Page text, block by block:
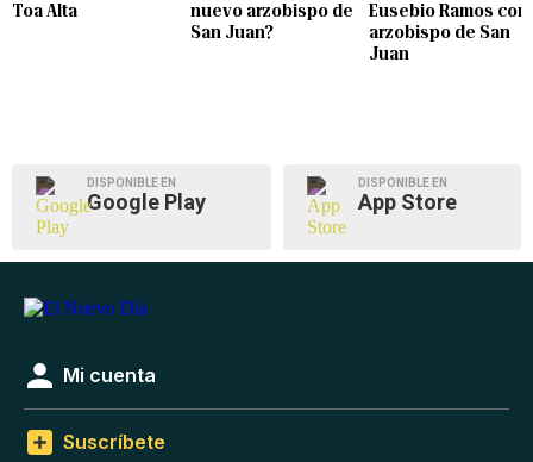
Toa Alta
nuevo arzobispo de
San Juan?
Eusebio Ramos
arzobispo de San
Juan
DISPONIBLE EN
Google Play
DISPONIBLE EN
App Store
Mi cuenta
Suscríbete